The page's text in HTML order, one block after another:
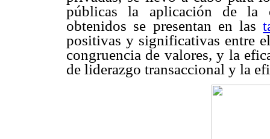
públicas la aplicación de la
obtenidos se presentan en las
positivas y significativas entre
congruencia de valores, y la
de liderazgo transaccional y la